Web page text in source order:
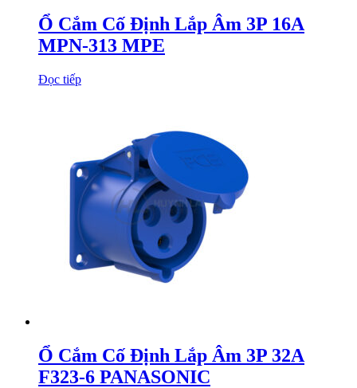
Ổ Cắm Cố Định Lắp Âm 3P 16A
MPN-313 MPE
Đọc tiếp
Ổ Cắm Cố Định Lắp Âm 3P 32A
F323-6 PANASONIC